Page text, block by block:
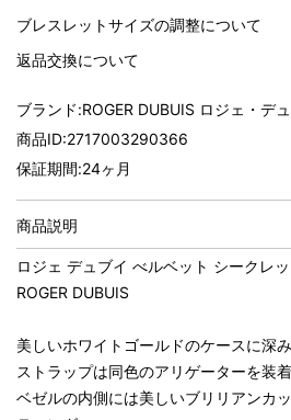
ブレスレットサイズの調整について
返品交換について
ブランド:ROGER DUBUIS ロジェ・デ
商品ID:2717003290366
保証期間:24ヶ月
商品説明
ロジェ デュブイ べルベット シークレ
ROGER DUBUIS
美しいホワイトゴールドのケースに深
ストラップは同色のアリゲーターを装
ベゼルの内側には美しいブリリアンカ